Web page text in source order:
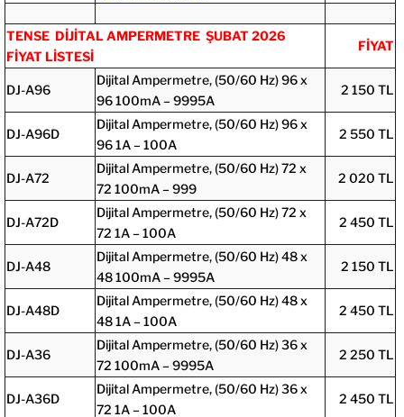
TENSE DİJİTAL AMPERMETRE ŞUBAT 2026
FİYAT LİSTESİ
FİYAT
DJ-A96
Dijital Ampermetre, (50/60 Hz) 96 x
96 100mA – 9995A
2 150 TL
DJ-A96D
Dijital Ampermetre, (50/60 Hz) 96 x
96 1A – 100A
2 550 TL
DJ-A72
Dijital Ampermetre, (50/60 Hz) 72 x
72 100mA – 999
2 020 TL
DJ-A72D
Dijital Ampermetre, (50/60 Hz) 72 x
72 1A – 100A
2 450 TL
DJ-A48
Dijital Ampermetre, (50/60 Hz) 48 x
48 100mA – 9995A
2 150 TL
DJ-A48D
Dijital Ampermetre, (50/60 Hz) 48 x
48 1A – 100A
2 450 TL
DJ-A36
Dijital Ampermetre, (50/60 Hz) 36 x
72 100mA – 9995A
2 250 TL
DJ-A36D
Dijital Ampermetre, (50/60 Hz) 36 x
72 1A – 100A
2 450 TL